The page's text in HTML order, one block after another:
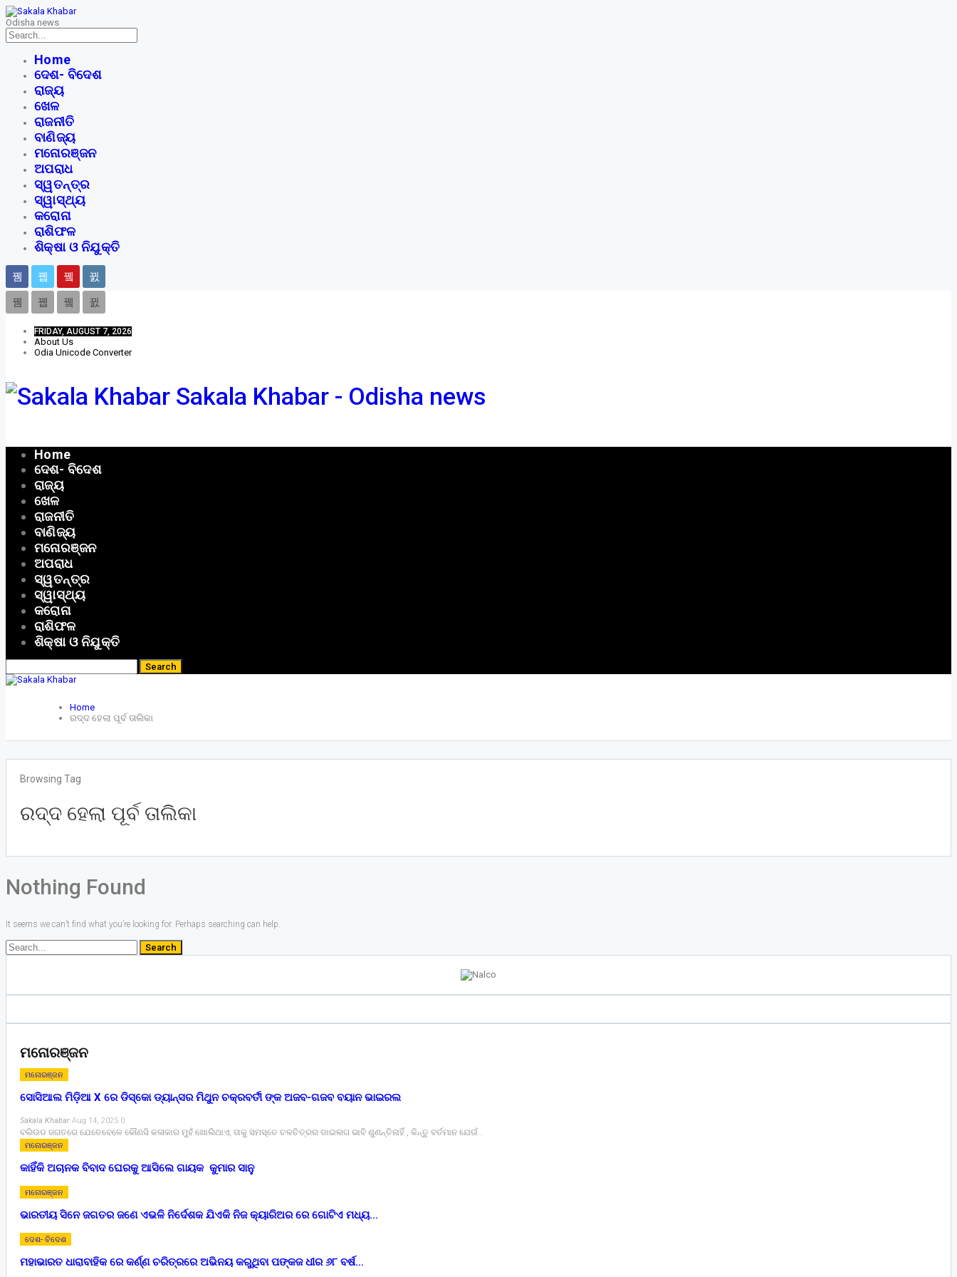
Odisha news
Home
ଦେଶ- ବିଦେଶ
ରାଜ୍ୟ
ଖେଳ
ରାଜନୀତି
ବାଣିଜ୍ୟ
ମନୋରଞ୍ଜନ
ଅପରାଧ
ସ୍ୱତନ୍ତ୍ର
ସ୍ୱାସ୍ଥ୍ୟ
କରୋନା
ରାଶିଫଳ
ଶିକ୍ଷା ଓ ନିଯୁକ୍ତି
FRIDAY, AUGUST 7, 2026
About Us
Odia Unicode Converter
Sakala Khabar - Odisha news
Home
ଦେଶ- ବିଦେଶ
ରାଜ୍ୟ
ଖେଳ
ରାଜନୀତି
ବାଣିଜ୍ୟ
ମନୋରଞ୍ଜନ
ଅପରାଧ
ସ୍ୱତନ୍ତ୍ର
ସ୍ୱାସ୍ଥ୍ୟ
କରୋନା
ରାଶିଫଳ
ଶିକ୍ଷା ଓ ନିଯୁକ୍ତି
Home
ରଦ୍ଦ ହେଲା ପୂର୍ବ ତାଲିକା
Browsing Tag
ରଦ୍ଦ ହେଲା ପୂର୍ବ ତାଲିକା
Nothing Found
It seems we can’t find what you’re looking for. Perhaps searching can help.
ମନୋରଞ୍ଜନ
ମନୋରଞ୍ଜନ
ସୋସିଆଲ ମିଡ଼ିଆ X ରେ ଡିସ୍କୋ ଡ୍ୟାନ୍ସର ମିଥୁନ ଚକ୍ରବର୍ତୀ ଙ୍କ ଅଜବ-ଗଜବ ବୟାନ ଭାଇରଲ
Sakala Khabar Aug 14, 2025 0
ବଲିଉଡ ଜଗତରେ ଯେତେବେଳେ କୌଣସି କଳାକାର ମୁହଁ ଖୋଲିଥାଏ, ତାକୁ ସମସ୍ତେ ଚଳଚିତ୍ରର ଡାଇଲଗ ଭାବି ଶୁଣନ୍ତିନାହିଁ , କିନ୍ତୁ ବର୍ତମାନ ଯେଉଁ…
ମନୋରଞ୍ଜନ
କାହିଁକି ଅଚାନକ ବିବାଦ ଘେରକୁ ଆସିଲେ ଗାୟକ କୁମାର ସାନୁ
ମନୋରଞ୍ଜନ
ଭାରତୀୟ ସିନେ ଜଗତର ଜଣେ ଏଭଳି ନିର୍ଦେଶକ ଯିଏକି ନିଜ କ୍ୟାରିଅର ରେ ଗୋଟିଏ ମଧ୍ୟ…
ଦେଶ- ବିଦେଶ
ମହାଭାରତ ଧାରାବାହିକ ରେ କର୍ଣ୍ଣ ଚରିତ୍ରରେ ଅଭିନୟ କରୁଥିବା ପଙ୍କଜ ଧୀର ୬୮ ବର୍ଷ…